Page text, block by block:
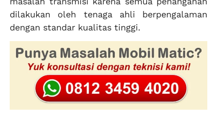
dilakukan oleh tenaga ahli berpengalaman
dengan standar kualitas tinggi.